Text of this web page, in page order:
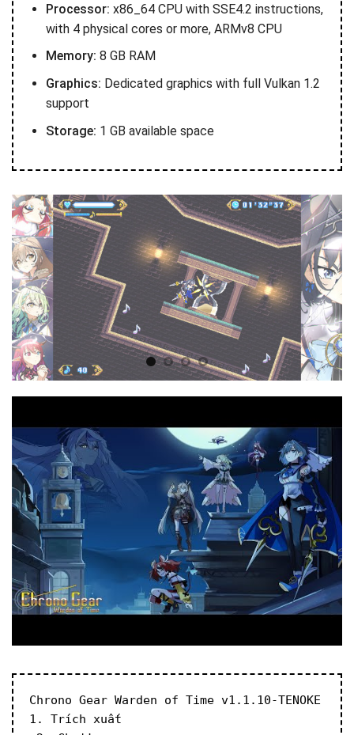
Processor: x86_64 CPU with SSE4.2 instructions,
with 4 physical cores or more, ARMv8 CPU
Memory: 8 GB RAM
Graphics: Dedicated graphics with full Vulkan 1.2
support
Storage: 1 GB available space
Chrono Gear Warden of Time v1.1.10-TENOKE
1. Trích xuất